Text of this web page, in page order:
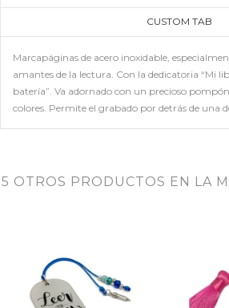
CUSTOM TAB
Marcapáginas de acero inoxidable,
amantes de la lectura. Con la dedicatoria “Mi
batería”. Va adornado con un precioso
colores. Permite el grabado por detrás de una
5 OTROS PRODUCTOS EN LA